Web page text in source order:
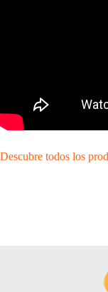
Descubre todos los